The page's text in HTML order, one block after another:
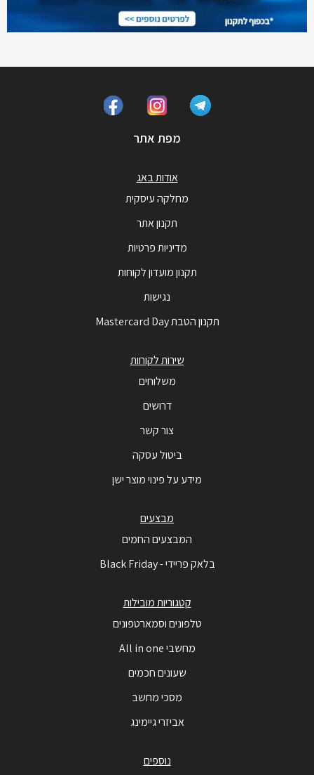
מפת אתר
אודות באג
מחלקה עיסקית
תקנון אתר
מדיניות פרטיות
תקנון מועדון לקוחות
נגישות
תקנון הטבת Mastercard Day
שירות לקוחות
משלוחים
דרושים
צור קשר
ביטול עסקה
מידע על פינוי מוצר ישן
מבצעים
המבצעים החמים
בלאק פריידי - Black Friday
קטגוריות מובילות
טלפונים וסמארטפונים
מחשבי All in one
שעונים חכמים
מסכי מחשב
אביזרי גיימינג
נוספים